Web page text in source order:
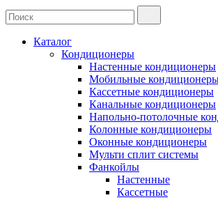
Каталог
Кондиционеры
Настенные кондиционеры
Мобильные
Кассетные кондиционеры
Канальные кондиционеры
Напольно-потолочные
Колонные кондиционеры
Оконные кондиционеры
Мульти сплит системы
Фанкойлы
Настенные
Кассетные